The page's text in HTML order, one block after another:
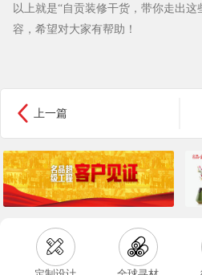
以上就是“自贡装修干货，带你走出这
容，希望对大家有帮助！
 上一篇
 